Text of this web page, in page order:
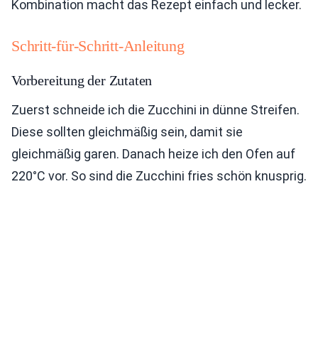
Kombination macht das Rezept einfach und lecker.
Schritt-für-Schritt-Anleitung
Vorbereitung der Zutaten
Zuerst schneide ich die Zucchini in dünne Streifen.
Diese sollten gleichmäßig sein, damit sie
gleichmäßig garen. Danach heize ich den Ofen auf
220°C vor. So sind die Zucchini fries schön knusprig.